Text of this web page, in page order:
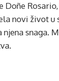
Doñe
novi život
snaga.